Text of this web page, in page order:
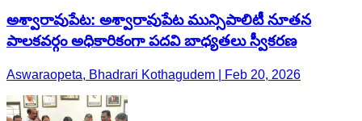
అశ్వారావుపేట: అశ్వారావుపేట మున్సిపాలిటీ నూతన
పాలకవర్గం అధికారికంగా పదవి బాధ్యతలు స్వీకరణ
Aswaraopeta, Bhadrari Kothagudem | Feb 20, 2026